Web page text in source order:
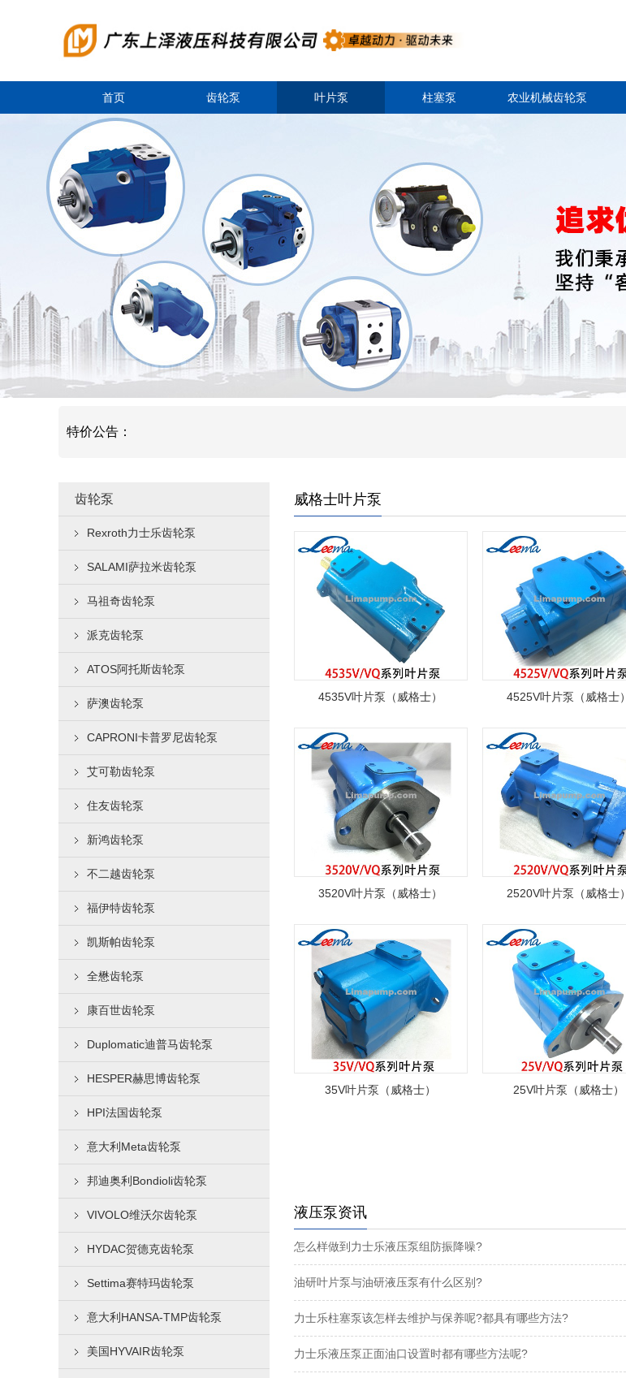
首页 齿轮泵 叶片泵 柱塞泵 农业机械齿轮泵
特价公告：
齿轮泵
Rexroth力士乐齿轮泵
SALAMI萨拉米齿轮泵
马祖奇齿轮泵
派克齿轮泵
ATOS阿托斯齿轮泵
萨澳齿轮泵
CAPRONI卡普罗尼齿轮泵
艾可勒齿轮泵
住友齿轮泵
新鸿齿轮泵
不二越齿轮泵
福伊特齿轮泵
凯斯帕齿轮泵
全懋齿轮泵
康百世齿轮泵
Duplomatic迪普马齿轮泵
HESPER赫思博齿轮泵
HPI法国齿轮泵
意大利Meta齿轮泵
邦迪奥利Bondioli齿轮泵
VIVOLO维沃尔齿轮泵
HYDAC贺德克齿轮泵
Settima赛特玛齿轮泵
意大利HANSA-TMP齿轮泵
美国HYVAIR齿轮泵
威格士叶片泵
4535V叶片泵（威格士） 4525V叶片泵（威格士）
3520V叶片泵（威格士） 2520V叶片泵（威格士）
35V叶片泵（威格士） 25V叶片泵（威格士）
液压泵资讯
怎么样做到力士乐液压泵组防振降噪?
油研叶片泵与油研液压泵有什么区别?
力士乐柱塞泵该怎样去维护与保养呢?都具有哪些方法?
力士乐液压泵正面油口设置时都有哪些方法呢?